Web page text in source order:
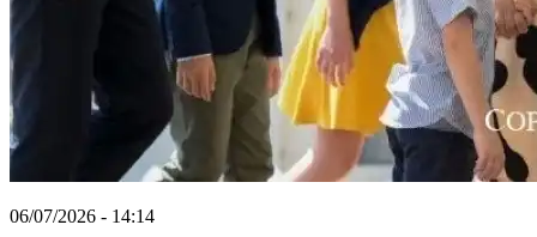
06/07/2026 - 14:14